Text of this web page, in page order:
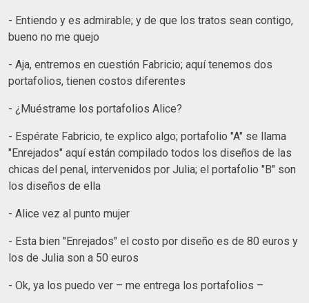
- Entiendo y es admirable; y de que los tratos sean contigo,
bueno no me quejo
- Aja, entremos en cuestión Fabricio; aquí tenemos dos
portafolios, tienen costos diferentes
- ¿Muéstrame los portafolios Alice?
- Espérate Fabricio, te explico algo; portafolio "A" se llama
"Enrejados" aquí están compilado todos los diseños de las
chicas del penal, intervenidos por Julia; el portafolio "B" son
los diseños de ella
- Alice vez al punto mujer
- Esta bien "Enrejados" el costo por diseño es de 80 euros y
los de Julia son a 50 euros
- Ok, ya los puedo ver – me entrega los portafolios –